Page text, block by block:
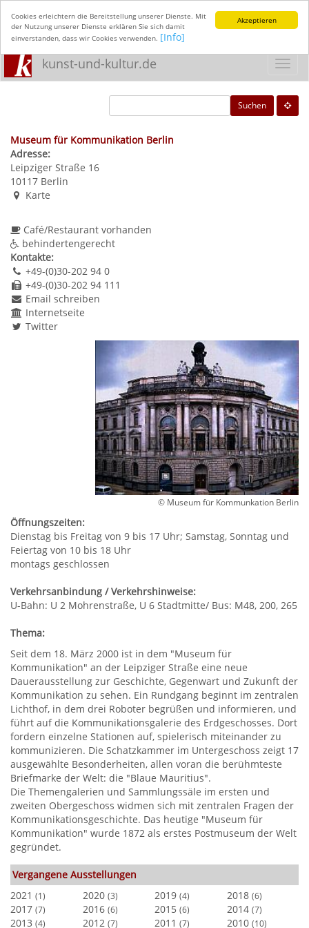
Akzeptieren
Cookies erleichtern die Bereitstellung unserer Dienste. Mit
der Nutzung unserer Dienste erklären Sie sich damit
einverstanden, dass wir Cookies verwenden. [Info]
kunst-und-kultur.de
Suchen
Museum für Kommunikation Berlin
Adresse:
Leipziger Straße 16
10117 Berlin
Karte
Café/Restaurant vorhanden
behindertengerecht
Kontakte:
+49-(0)30-202 94 0
+49-(0)30-202 94 111
Email schreiben
Internetseite
Twitter
© Museum für Kommunkation Berlin
Öffnungszeiten:
Dienstag bis Freitag von 9 bis 17 Uhr; Samstag, Sonntag und
Feiertag von 10 bis 18 Uhr
montags geschlossen
Verkehrsanbindung / Verkehrshinweise:
U-Bahn: U 2 Mohrenstraße, U 6 Stadtmitte/ Bus: M48, 200, 265
Thema:
Seit dem 18. März 2000 ist in dem "Museum für
Kommunikation" an der Leipziger Straße eine neue
Dauerausstellung zur Geschichte, Gegenwart und Zukunft der
Kommunikation zu sehen. Ein Rundgang beginnt im zentralen
Lichthof, in dem drei Roboter begrüßen und informieren, und
führt auf die Kommunikationsgalerie des Erdgeschosses. Dort
fordern einzelne Stationen auf, spielerisch miteinander zu
kommunizieren. Die Schatzkammer im Untergeschoss zeigt 17
ausgewählte Besonderheiten, allen voran die berühmteste
Briefmarke der Welt: die "Blaue Mauritius".
Die Themengalerien und Sammlungssäle im ersten und
zweiten Obergeschoss widmen sich mit zentralen Fragen der
Kommunikationsgeschichte. Das heutige "Museum für
Kommunikation" wurde 1872 als erstes Postmuseum der Welt
gegründet.
Vergangene Ausstellungen
2021 (1) 2020 (3) 2019 (4) 2018 (6)
2017 (7) 2016 (6) 2015 (6) 2014 (7)
2013 (4) 2012 (7) 2011 (7) 2010 (10)